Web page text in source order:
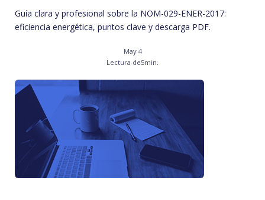
Guía clara y profesional sobre la NOM-029-ENER-2017:
eficiencia energética, puntos clave y descarga PDF.
May 4
Lectura de5min.